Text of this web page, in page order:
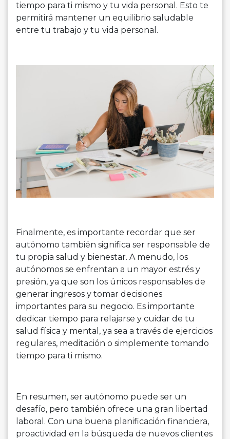
tiempo para ti mismo y tu vida personal. Esto te
permitirá mantener un equilibrio saludable
entre tu trabajo y tu vida personal.
Finalmente, es importante recordar que ser
autónomo también significa ser responsable de
tu propia salud y bienestar. A menudo, los
autónomos se enfrentan a un mayor estrés y
presión, ya que son los únicos responsables de
generar ingresos y tomar decisiones
importantes para su negocio. Es importante
dedicar tiempo para relajarse y cuidar de tu
salud física y mental, ya sea a través de ejercicios
regulares, meditación o simplemente tomando
tiempo para ti mismo.
En resumen, ser autónomo puede ser un
desafío, pero también ofrece una gran libertad
laboral. Con una buena planificación financiera,
proactividad en la búsqueda de nuevos clientes